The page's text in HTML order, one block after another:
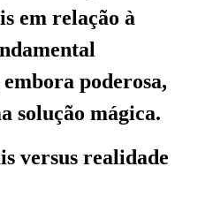
em relação à
poderosa,
solução mágica.
versus realidade